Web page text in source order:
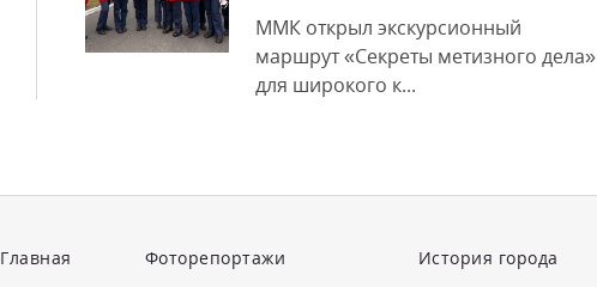
ММК открыл экскурсионный
маршрут «Секреты метизного дела»
для широкого к...
Главная Фоторепортажи История города